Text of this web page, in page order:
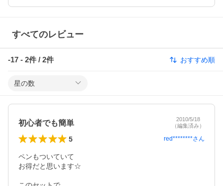
すべてのレビュー
-17 - 2件 / 2件 おすすめ順
星の数
初心者でも簡単
2010/5/18
（編集済み）
5 red********さん
ペンもついていて
お得だと思います☆